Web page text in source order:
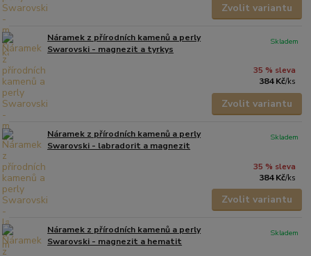
Zvolit variantu
Náramek z přírodních kamenů a perly
Swarovski - magnezit a tyrkys
35 % sleva
384 Kč/ks
Skladem
Zvolit variantu
Náramek z přírodních kamenů a perly
Swarovski - labradorit a magnezit
35 % sleva
384 Kč/ks
Skladem
Zvolit variantu
Náramek z přírodních kamenů a perly
Swarovski - magnezit a hematit
Skladem